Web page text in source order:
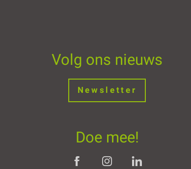
Volg ons nieuws
Newsletter
Doe mee!